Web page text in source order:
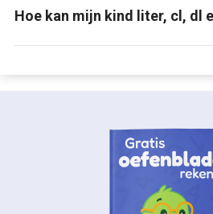
Hoe kan mijn kind liter, cl, dl